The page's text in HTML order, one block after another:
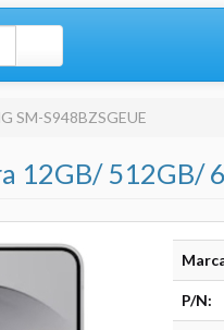
SM-S948BZSGEUE
12GB/ 512GB/
P/N: